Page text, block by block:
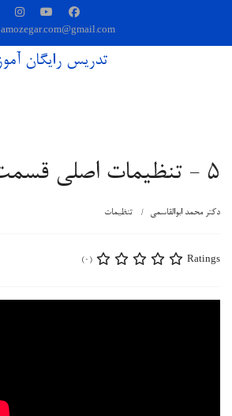
amozegar.com@gmail.com
5 - تنظیمات اصلی قسمت اول
دکتر محمد ابوالقاسمی تنظیمات
Ratings
(0)